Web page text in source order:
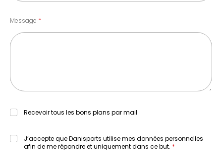
Message
Recevoir tous les bons plans par mail
J’accepte que Danisports utilise mes données personnelles
afin de me répondre et uniquement dans ce but.